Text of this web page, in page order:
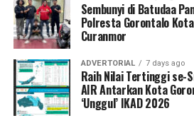
hingga tuntas, serta pengikisan
penyintas TBC di lingkungan
“Literasi kesehatan warga adalah
memutus rantai penularan TBC.
menyampaikan edukasi yang
dipahami agar warga tidak ragu
apabila mengalami gejala batuk
Sembunyi di Batudaa
Polresta Gorontalo
Curanmor
ADVERTORIAL 7 days ago
Raih Nilai Tertinggi se-
AIR Antarkan Kota
‘Unggul’ IKAD 2026